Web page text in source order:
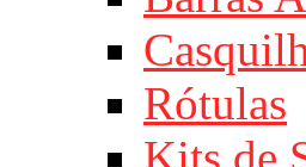
Rótulas